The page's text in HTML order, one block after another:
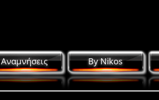
Αναμνήσεις By Nikos